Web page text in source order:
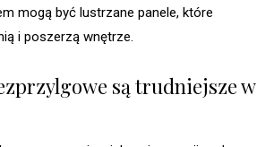
mogą być lustrzane panele, które
i poszerzą wnętrze.
są trudniejsze w